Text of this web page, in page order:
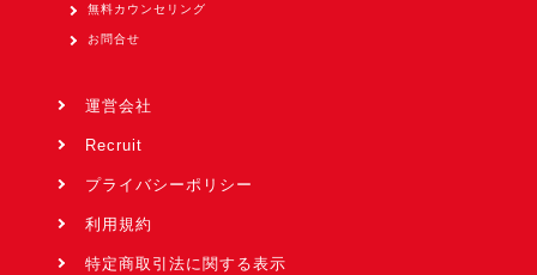
無料カウンセリング
お問合せ
運営会社
Recruit
プライバシーポリシー
利用規約
特定商取引法に関する表示